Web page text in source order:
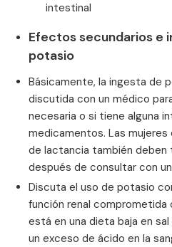
intestinal
Efectos secundarios e
potasio
Básicamente, la ingesta de
discutida con un médico
necesaria o si tiene alguna
medicamentos. Las
de lactancia también deben
después de consultar con
Discuta el uso de potasio
función renal comprometida
está en una dieta baja en
un exceso de ácido en la